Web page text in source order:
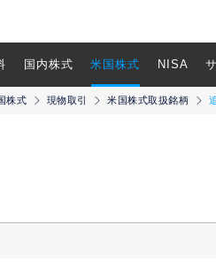
国内株式 米国株式 NISA
株式 現物取引 米国株式取扱銘柄